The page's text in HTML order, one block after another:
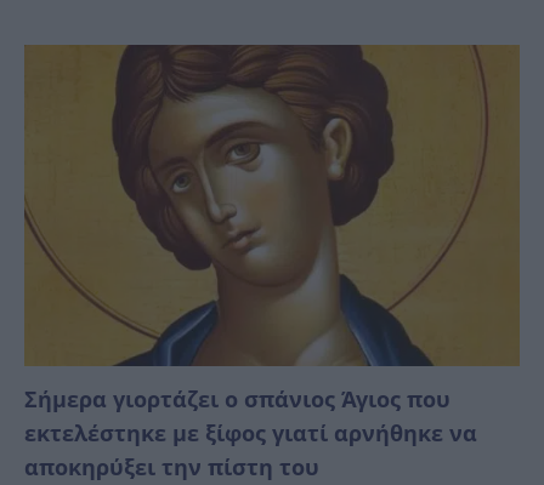
Σήμερα γιορτάζει ο σπάνιος Άγιος που
εκτελέστηκε με ξίφος γιατί αρνήθηκε να
αποκηρύξει την πίστη του